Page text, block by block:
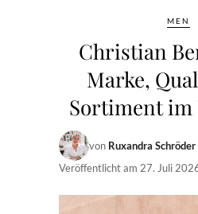
MEN
Christian
Marke,
Sortiment
von Ruxandra Schröder
Veröffentlicht am 27. Juli